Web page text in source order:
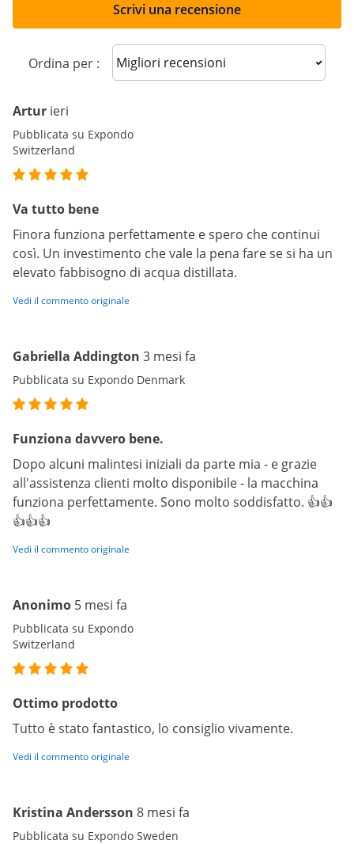
Scrivi una recensione
Ordina per : Sort reviews
Artur ieri
Pubblicata su Expondo
Switzerland
Va tutto bene
Finora funziona perfettamente e spero che continui
così. Un investimento che vale la pena fare se si ha un
elevato fabbisogno di acqua distillata.
Vedi il commento originale
Gabriella Addington 3 mesi fa
Pubblicata su Expondo Denmark
Funziona davvero bene.
Dopo alcuni malintesi iniziali da parte mia - e grazie
all'assistenza clienti molto disponibile - la macchina
funziona perfettamente. Sono molto soddisfatto. 👍👍
👍👍👍
Vedi il commento originale
Anonimo 5 mesi fa
Pubblicata su Expondo
Switzerland
Ottimo prodotto
Tutto è stato fantastico, lo consiglio vivamente.
Vedi il commento originale
Kristina Andersson 8 mesi fa
Pubblicata su Expondo Sweden